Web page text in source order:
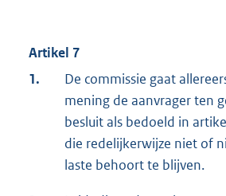
Artikel 7
1.
De commissie gaat
mening de aanvrager ten
besluit als bedoeld in
die redelijkerwijze niet of
laste behoort te blijven.